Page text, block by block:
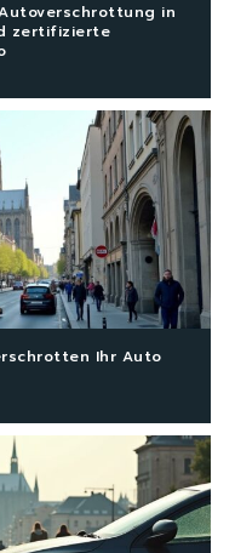
in
zertifizierte
Ihr Auto